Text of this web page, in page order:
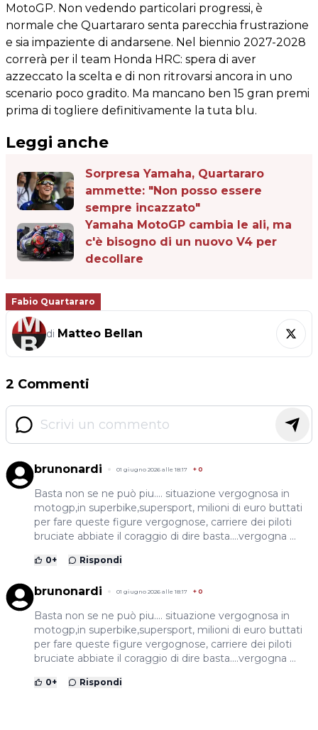
MotoGP. Non vedendo particolari progressi, è
normale che Quartararo senta parecchia frustrazione
e sia impaziente di andarsene. Nel biennio 2027-2028
correrà per il team Honda HRC: spera di aver
azzeccato la scelta e di non ritrovarsi ancora in uno
scenario poco gradito. Ma mancano ben 15 gran premi
prima di togliere definitivamente la tuta blu.
Leggi anche
Sorpresa Yamaha, Quartararo
ammette: "Non posso essere
sempre incazzato"
Yamaha MotoGP cambia le ali, ma
c'è bisogno di un nuovo V4 per
decollare
Fabio Quartararo
di Matteo Bellan
2 Commenti
brunonardi 01 giugno 2026 alle 18:17 + 0
Basta non se ne può piu.... situazione vergognosa in
motogp,in superbike,supersport, milioni di euro buttati
per fare queste figure vergognose, carriere dei piloti
bruciate abbiate il coraggio di dire basta....vergogna ...
0+ Rispondi
brunonardi 01 giugno 2026 alle 18:17 + 0
Basta non se ne può piu.... situazione vergognosa in
motogp,in superbike,supersport, milioni di euro buttati
per fare queste figure vergognose, carriere dei piloti
bruciate abbiate il coraggio di dire basta....vergogna ...
0+ Rispondi